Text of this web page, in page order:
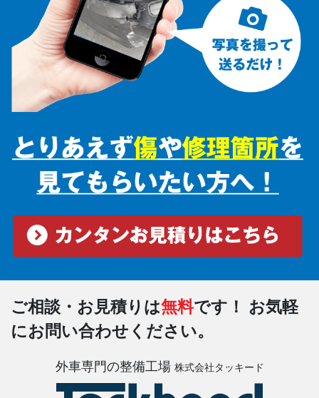
ご相談・お見積りは無料です！
お気軽
にお問い合わせください。
外車専門の整備工場 株式会社タッキード